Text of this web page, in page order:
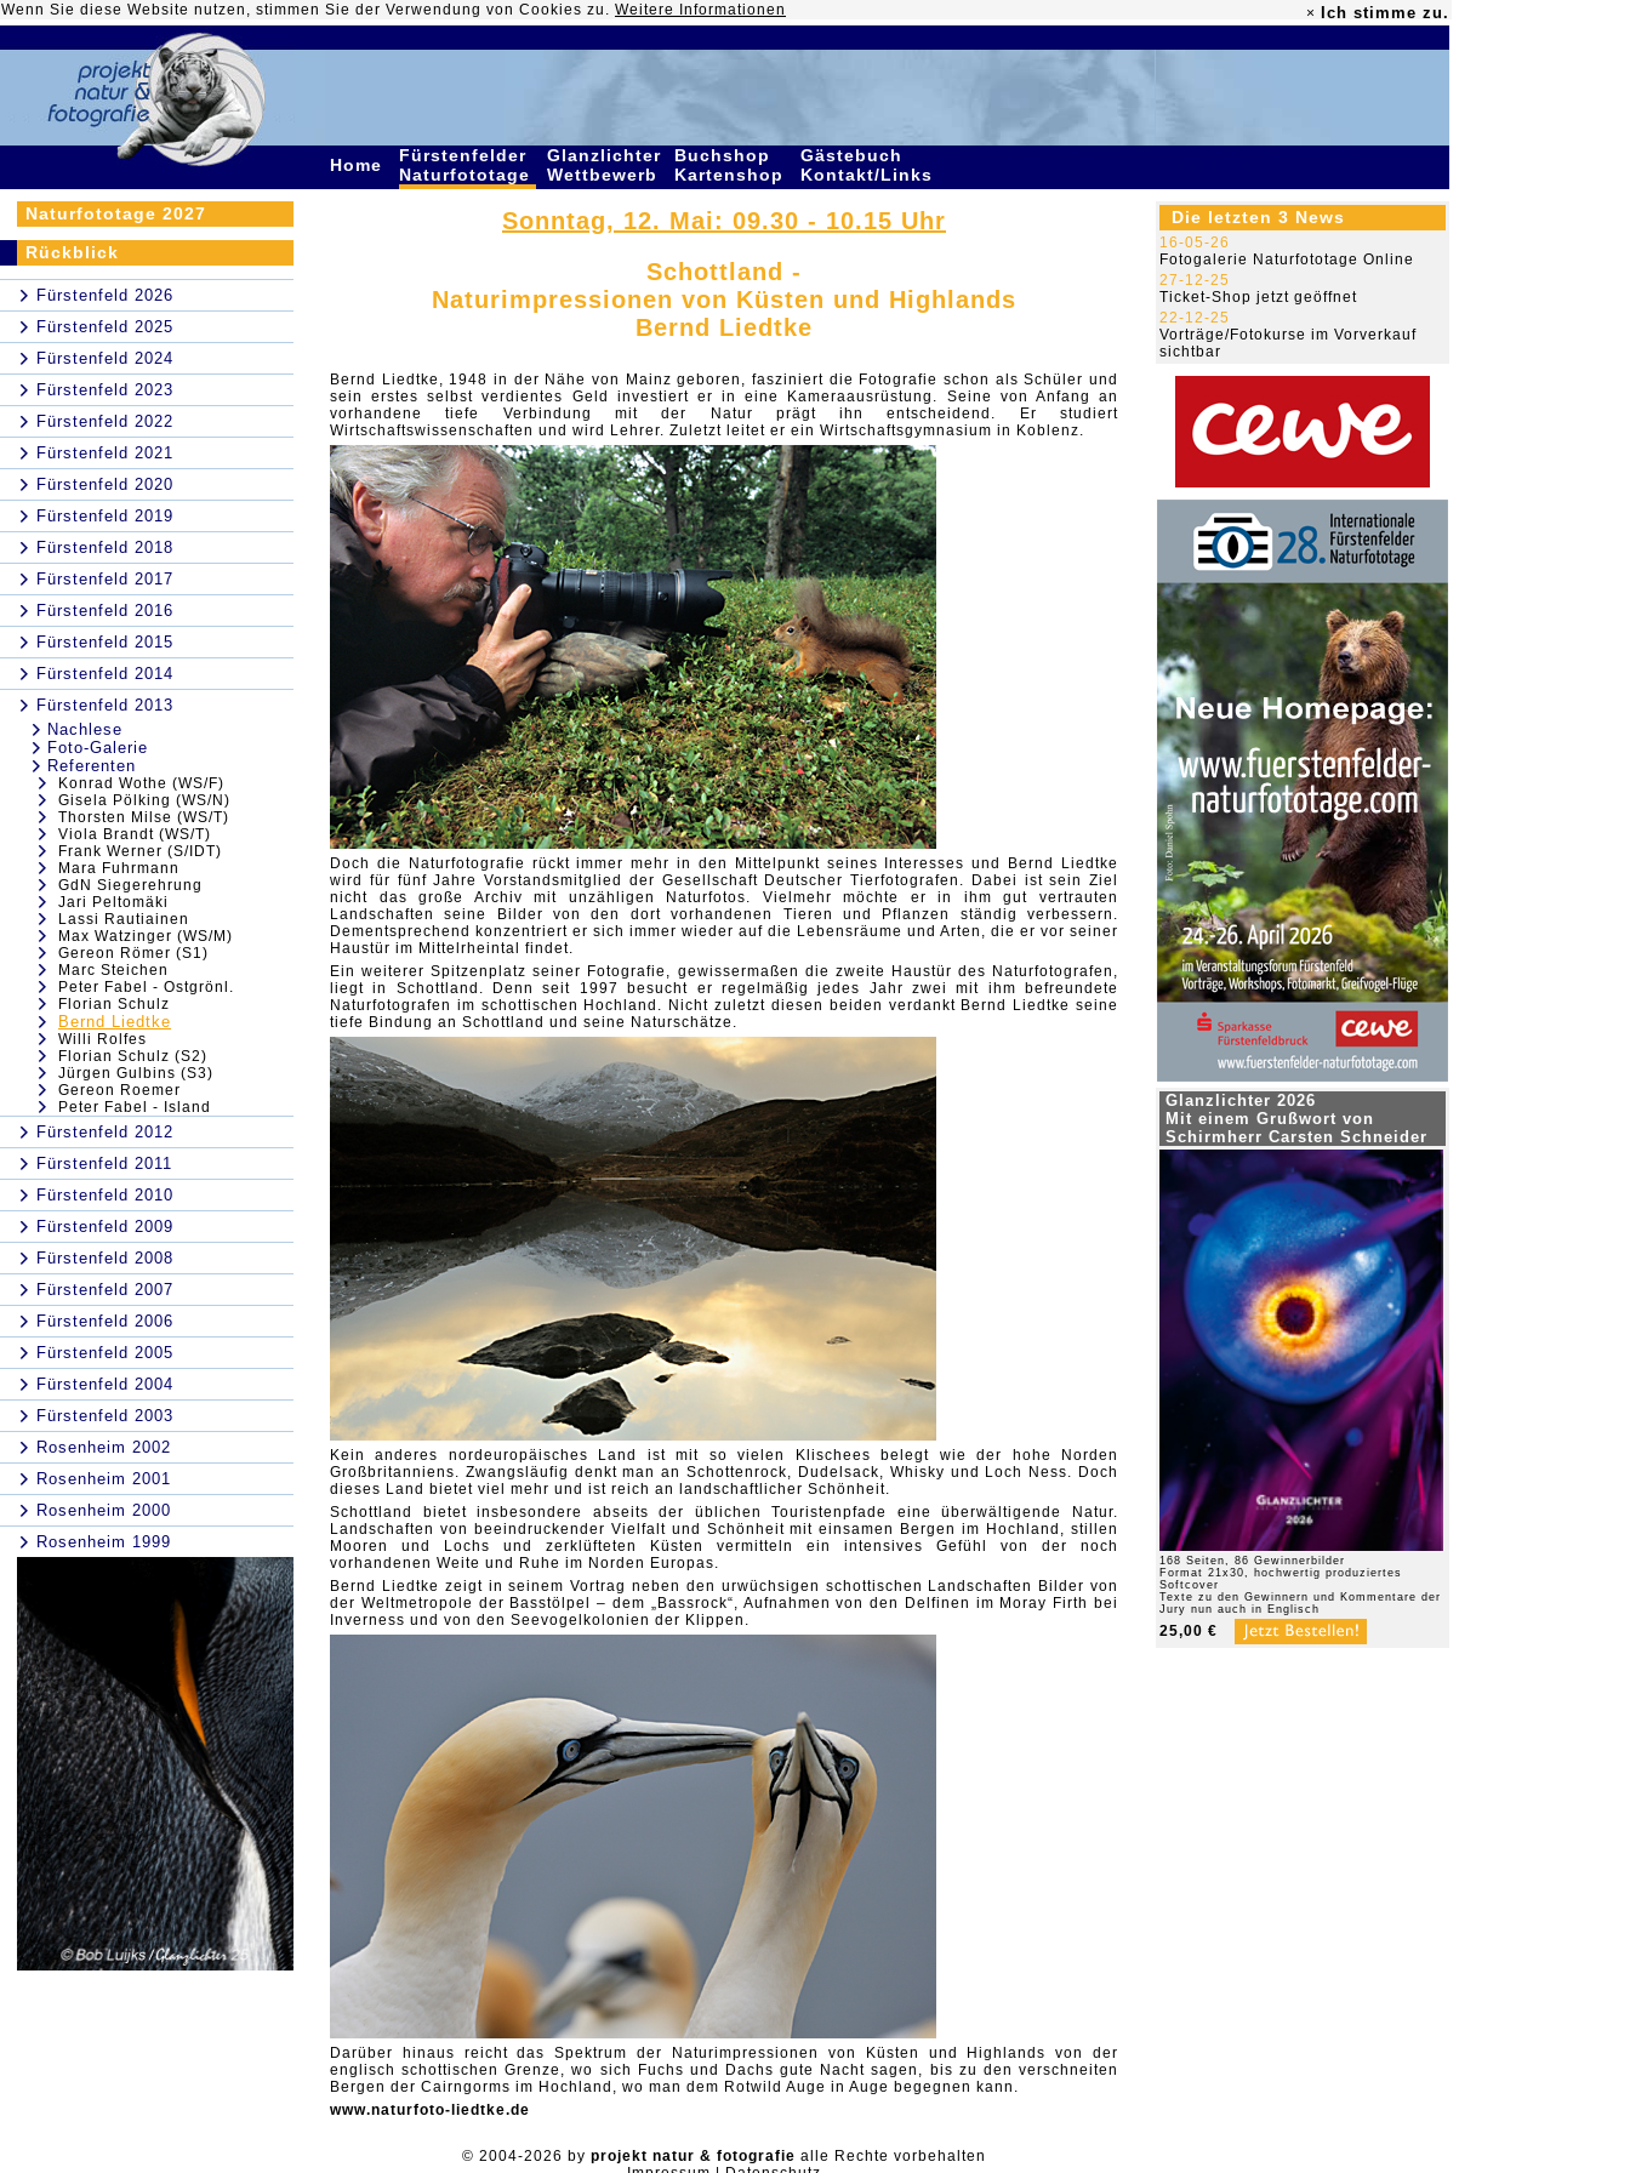
Wenn Sie diese Website nutzen, stimmen Sie der Verwendung von Cookies zu. Weitere Informationen × Ich stimme zu.
Home
Fürstenfelder
Naturfototage
Glanzlichter
Wettbewerb
Buchshop
Kartenshop
Gästebuch
Kontakt/Links
Naturfototage 2027
Rückblick
Fürstenfeld 2026
Fürstenfeld 2025
Fürstenfeld 2024
Fürstenfeld 2023
Fürstenfeld 2022
Fürstenfeld 2021
Fürstenfeld 2020
Fürstenfeld 2019
Fürstenfeld 2018
Fürstenfeld 2017
Fürstenfeld 2016
Fürstenfeld 2015
Fürstenfeld 2014
Fürstenfeld 2013
Nachlese
Foto-Galerie
Referenten
Konrad Wothe (WS/F)
Gisela Pölking (WS/N)
Thorsten Milse (WS/T)
Viola Brandt (WS/T)
Frank Werner (S/IDT)
Mara Fuhrmann
GdN Siegerehrung
Jari Peltomäki
Lassi Rautiainen
Max Watzinger (WS/M)
Gereon Römer (S1)
Marc Steichen
Peter Fabel - Ostgrönl.
Florian Schulz
Bernd Liedtke
Willi Rolfes
Florian Schulz (S2)
Jürgen Gulbins (S3)
Gereon Roemer
Peter Fabel - Island
Fürstenfeld 2012
Fürstenfeld 2011
Fürstenfeld 2010
Fürstenfeld 2009
Fürstenfeld 2008
Fürstenfeld 2007
Fürstenfeld 2006
Fürstenfeld 2005
Fürstenfeld 2004
Fürstenfeld 2003
Rosenheim 2002
Rosenheim 2001
Rosenheim 2000
Rosenheim 1999
Sonntag, 12. Mai: 09.30 - 10.15 Uhr
Schottland -
Naturimpressionen von Küsten und Highlands
Bernd Liedtke
Bernd Liedtke, 1948 in der Nähe von Mainz geboren, fasziniert die Fotografie schon als Schüler und
sein erstes selbst verdientes Geld investiert er in eine Kameraausrüstung. Seine von Anfang an
vorhandene tiefe Verbindung mit der Natur prägt ihn entscheidend. Er studiert
Wirtschaftswissenschaften und wird Lehrer. Zuletzt leitet er ein Wirtschaftsgymnasium in Koblenz.
Doch die Naturfotografie rückt immer mehr in den Mittelpunkt seines Interesses und Bernd Liedtke
wird für fünf Jahre Vorstandsmitglied der Gesellschaft Deutscher Tierfotografen. Dabei ist sein Ziel
nicht das große Archiv mit unzähligen Naturfotos. Vielmehr möchte er in ihm gut vertrauten
Landschaften seine Bilder von den dort vorhandenen Tieren und Pflanzen ständig verbessern.
Dementsprechend konzentriert er sich immer wieder auf die Lebensräume und Arten, die er vor seiner
Haustür im Mittelrheintal findet.
Ein weiterer Spitzenplatz seiner Fotografie, gewissermaßen die zweite Haustür des Naturfotografen,
liegt in Schottland. Denn seit 1997 besucht er regelmäßig jedes Jahr zwei mit ihm befreundete
Naturfotografen im schottischen Hochland. Nicht zuletzt diesen beiden verdankt Bernd Liedtke seine
tiefe Bindung an Schottland und seine Naturschätze.
Kein anderes nordeuropäisches Land ist mit so vielen Klischees belegt wie der hohe Norden
Großbritanniens. Zwangsläufig denkt man an Schottenrock, Dudelsack, Whisky und Loch Ness. Doch
dieses Land bietet viel mehr und ist reich an landschaftlicher Schönheit.
Schottland bietet insbesondere abseits der üblichen Touristenpfade eine überwältigende Natur.
Landschaften von beeindruckender Vielfalt und Schönheit mit einsamen Bergen im Hochland, stillen
Mooren und Lochs und zerklüfteten Küsten vermitteln ein intensives Gefühl von der noch
vorhandenen Weite und Ruhe im Norden Europas.
Bernd Liedtke zeigt in seinem Vortrag neben den urwüchsigen schottischen Landschaften Bilder von
der Weltmetropole der Basstölpel – dem „Bassrock“, Aufnahmen von den Delfinen im Moray Firth bei
Inverness und von den Seevogelkolonien der Klippen.
Darüber hinaus reicht das Spektrum der Naturimpressionen von Küsten und Highlands von der
englisch schottischen Grenze, wo sich Fuchs und Dachs gute Nacht sagen, bis zu den verschneiten
Bergen der Cairngorms im Hochland, wo man dem Rotwild Auge in Auge begegnen kann.
www.naturfoto-liedtke.de
Die letzten 3 News
16-05-26
Fotogalerie Naturfototage Online
27-12-25
Ticket-Shop jetzt geöffnet
22-12-25
Vorträge/Fotokurse im Vorverkauf
sichtbar
Glanzlichter 2026
Mit einem Grußwort von
Schirmherr Carsten Schneider
168 Seiten, 86 Gewinnerbilder
Format 21x30, hochwertig produziertes
Softcover
Texte zu den Gewinnern und Kommentare der
Jury nun auch in Englisch
25,00 €
© 2004-2026 by projekt natur & fotografie alle Rechte vorbehalten